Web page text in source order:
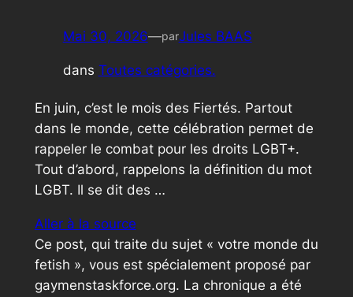
Mai 30, 2026—parJules BAAS
dans Toutes catégories.
En juin, c’est le mois des Fiertés. Partout
dans le monde, cette célébration permet de
rappeler le combat pour les droits LGBT+.
Tout d’abord, rappelons la définition du mot
LGBT. Il se dit des …
Aller à la source
Ce post, qui traite du sujet « votre monde du
fetish », vous est spécialement proposé par
gaymenstaskforce.org. La chronique a été